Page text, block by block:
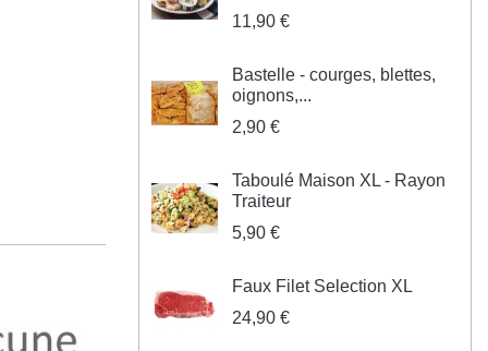
11,90 €
Bastelle - courges, blettes,
oignons,...
2,90 €
Taboulé Maison XL - Rayon
Traiteur
5,90 €
Faux Filet Selection XL
24,90 €